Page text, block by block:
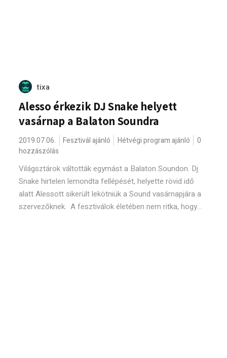
tixa
Alesso érkezik DJ Snake helyett
vasárnap a Balaton Soundra
2019.07.06. Fesztivál ajánló Hétvégi program ajánló
0
hozzászólás
Világsztárok váltották egymást a Balaton Soundon. Dj
Snake hirtelen lemondta fellépését, helyette rövid idő
alatt Alessott sikerült lekötniük a Sound vasárnapjára a
szervezőknek. A fesztiválok életében nem ritka, hogy...